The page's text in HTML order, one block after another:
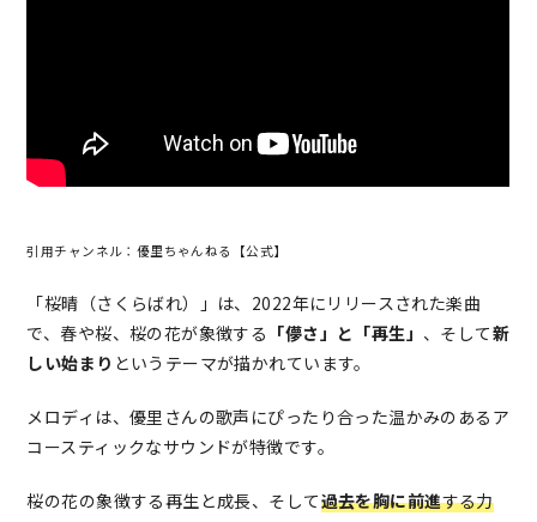
引用チャンネル：優里ちゃんねる【公式】
「桜晴（さくらばれ）」は、2022年にリリースされた楽曲
で、春や桜、桜の花が象徴する 「儚さ」と「再生」 、そして新
しい始まり というテーマが描かれています。
メロディは、優里さんの歌声にぴったり合った温かみのあるア
コースティックなサウンドが特徴です。
桜の花の象徴する再生と成長、そして過去を胸に前進する力